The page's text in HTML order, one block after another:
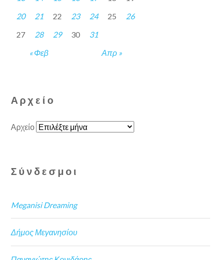
« Φεβ Απρ »
20
21 22 23 24 25
26
27
28 29 30 31
Αρχείο
Αρχείο
Σύνδεσμοι
Meganisi Dreaming
Δήμος Μεγανησίου